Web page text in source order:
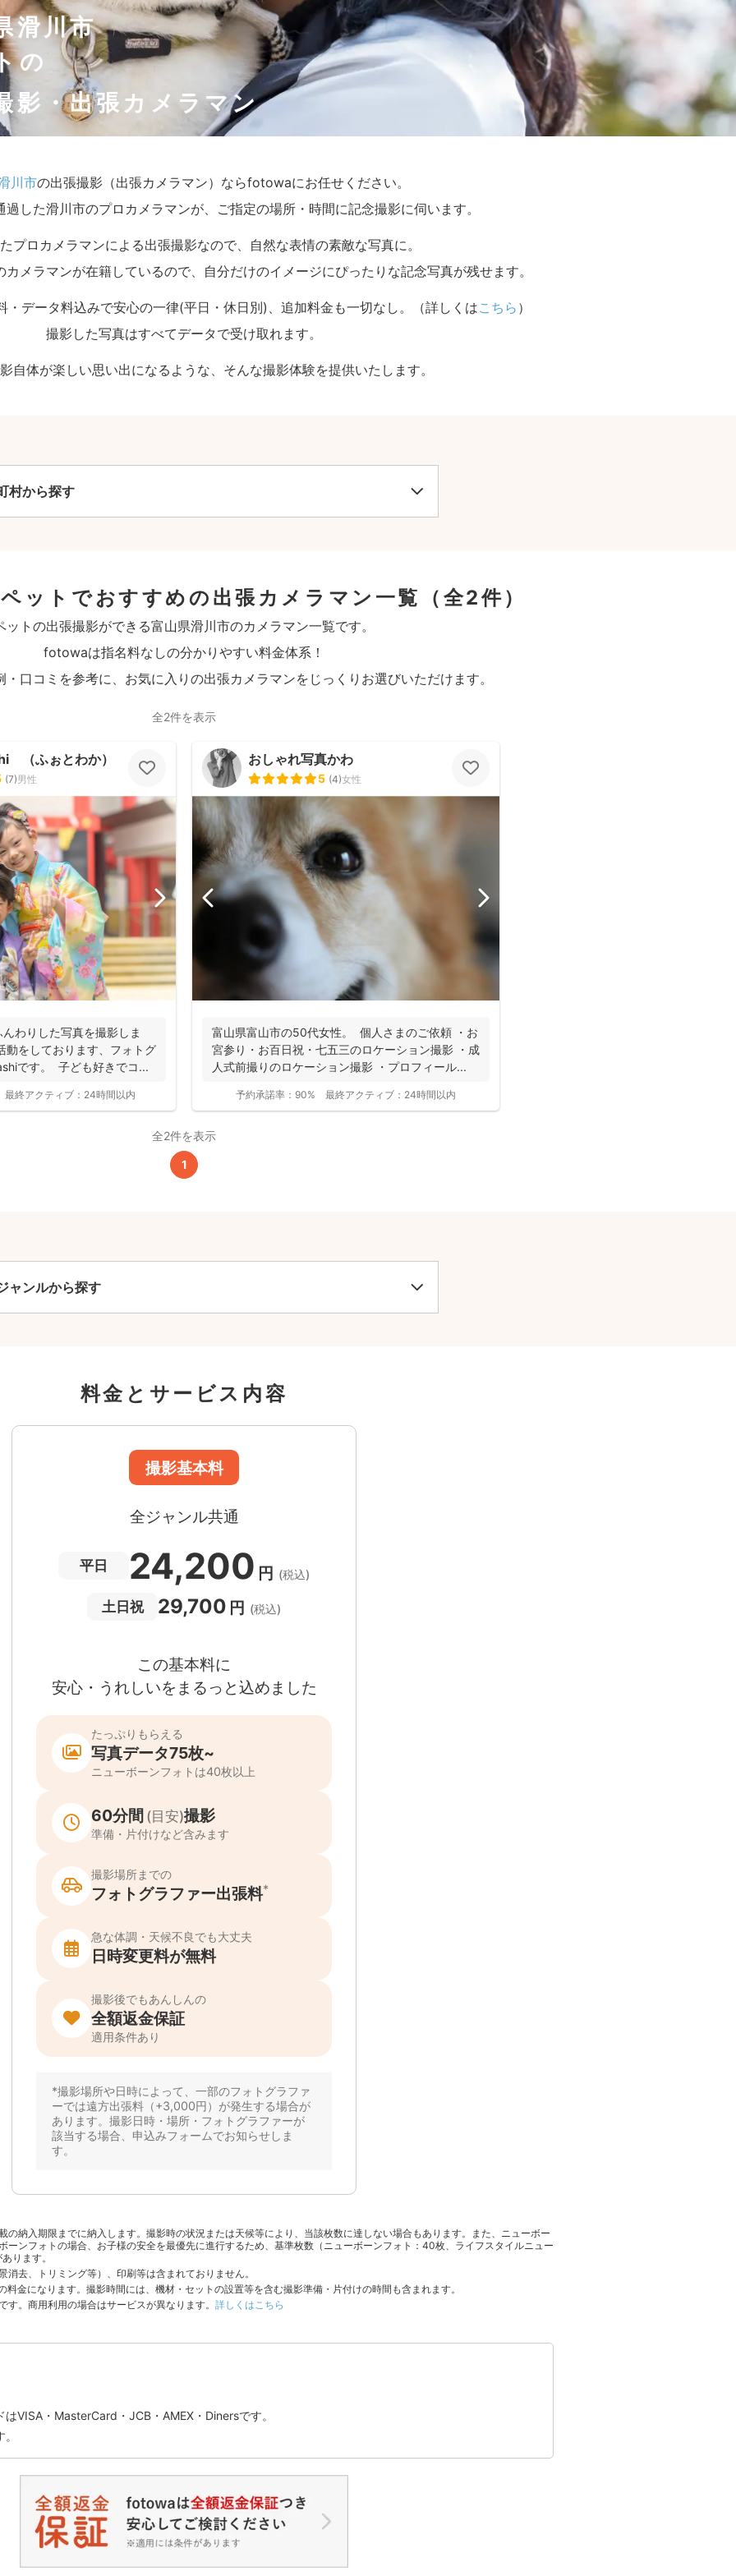
滑川市
の
影・出張カメラマン
川市の出張撮影（出張カメラマン）ならfotowaにお任せください。
した滑川市のプロカメラマンが、ご指定の場所・時間に記念撮影に伺います。
プロカメラマンによる出張撮影なので、自然な表情の素敵な写真に。
メラマンが在籍しているので、自分だけのイメージにぴったりな記念写真が残せます。
・データ料込みで安心の一律(平日・休日別)、追加料金も一切なし。（詳しくはこちら ）
撮影した写真はすべてデータで受け取れます。
自体が楽しい思い出になるような、そんな撮影体験を提供いたします。
村から探す
ットでおすすめの出張カメラマン一覧 （全2件）
ットの出張撮影ができる富山県滑川市のカメラマン一覧です。
fotowaは指名料なしの分かりやすい料金体系！
口コミを参考に、お気に入りの出張カメラマンをじっくりお選びいただけます。
全2件を表示
（ふぉとわか）
(7)男性
わりした写真を撮影しま
動をしております、フォトグ
です。 子ども好きでコ...
最終アクティブ： 24時間以内
おしゃれ写真かわ
5 (4)女性
富山県富山市の50代女性。 個人さまのご依頼 ・お
宮参り・お百日祝・七五三のロケーション撮影 ・成
人式前撮りのロケーション撮影 ・プロフィール...
予約承諾率： 90% 最終アクティブ： 24時間以内
全2件を表示
1
ャンルから探す
料金とサービス内容
29,700
たっぷりもらえる
写真データ75枚~
フォトグラファー出張料*
急な体調・天候不良でも大丈夫
日時変更料が無料
撮影後でもあんしんの
場所や日時によって、一部のフォトグラファ
は遠方出張料（+3,000円）が発生する場合が
する場合、申込みフォームでお知らせしま
の納入期限までに納入します。撮影時の状況または天候等により、当該枚数に達しない場合もあります。また、ニューボー
ーンフォトの場合、お子様の安全を最優先に進行するため、基準枚数（ニューボーンフォト：40枚、ライフスタイルニュー
ります。
去、トリミング等）、印刷等は含まれておりません。
金になります。撮影時間には、機材・セットの設置等を含む撮影準備・片付けの時間も含まれます。
す。商用利用の場合はサービスが異なります。 詳しくはこちら
VISA・MasterCard・JCB・AMEX・Dinersです。